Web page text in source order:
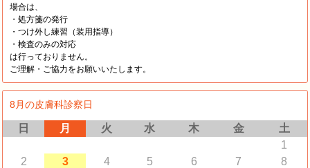
場合は、
・処方箋の発行
・つけ外し練習（装用指導）
・検査のみの対応
は行っておりません。
ご理解・ご協力をお願いいたします。
8月の皮膚科診察日
日 月 火 水 木 金
土
1
2
3 4 5 6 7
8